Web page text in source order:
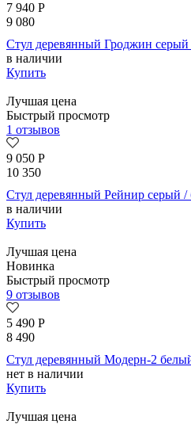
7 940 Р
9 080
Стул деревянный Гроджин
в наличии
Купить
Лучшая цена
Быстрый просмотр
1 отзывов
9 050 Р
10 350
Стул деревянный Рейнир серый /
в наличии
Купить
Лучшая цена
Новинка
Быстрый просмотр
9 отзывов
5 490 Р
8 490
Стул деревянный Модерн-2
нет в наличии
Купить
Лучшая цена